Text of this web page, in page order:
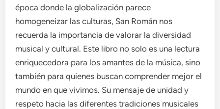
época donde la globalización parece
homogeneizar las culturas, San Román nos
recuerda la importancia de valorar la diversidad
musical y cultural. Este libro no solo es una lectura
enriquecedora para los amantes de la música, sino
también para quienes buscan comprender mejor el
mundo en que vivimos. Su mensaje de unidad y
respeto hacia las diferentes tradiciones musicales